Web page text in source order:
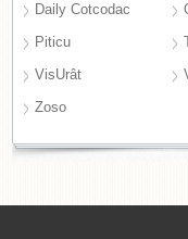
Daily Cotcodac
Piticu
VisUrât
Zoso